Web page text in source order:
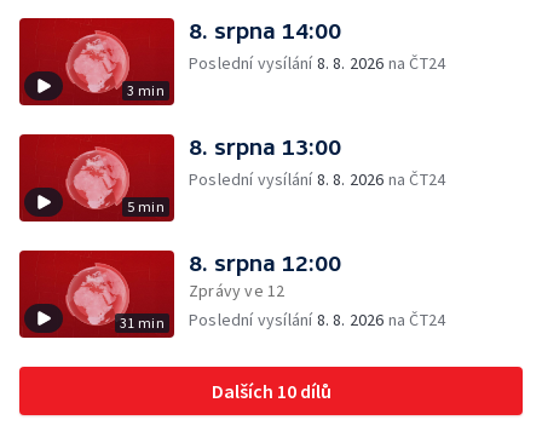
3 min
8. srpna 14:00
Poslední vysílání8. 8. 2026 na ČT24
5 min
8. srpna 13:00
Poslední vysílání8. 8. 2026 na ČT24
31 min
8. srpna 12:00
Zprávy ve 12
Poslední vysílání8. 8. 2026 na ČT24
Dalších 10 dílů